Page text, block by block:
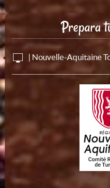
Prepara
| Nouvelle-Aquitaine